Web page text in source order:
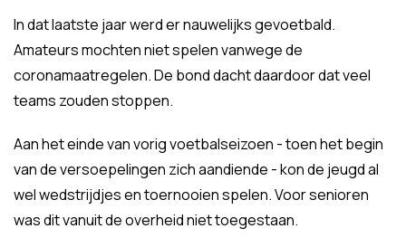
In dat laatste jaar werd er nauwelijks gevoetbald.
Amateurs mochten niet spelen vanwege de
coronamaatregelen. De bond dacht daardoor dat veel
teams zouden stoppen.
Aan het einde van vorig voetbalseizoen - toen het begin
van de versoepelingen zich aandiende - kon de jeugd al
wel wedstrijdjes en toernooien spelen. Voor senioren
was dit vanuit de overheid niet toegestaan.